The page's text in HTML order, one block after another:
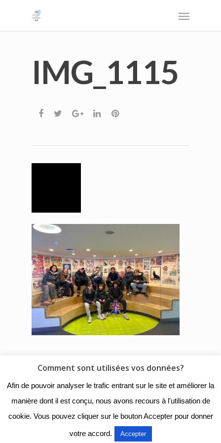
IMG_1115
© 2018 - Collège Henri de
Navarre |Mentions légales|
Organigramme|Nous
contacter
Comment sont utilisées vos données?
Afin de pouvoir analyser le trafic entrant sur le site et améliorer la
manière dont il est conçu, nous avons recours à l'utilisation de
cookie. Vous pouvez cliquer sur le bouton Accepter pour donner
votre accord. Accepter